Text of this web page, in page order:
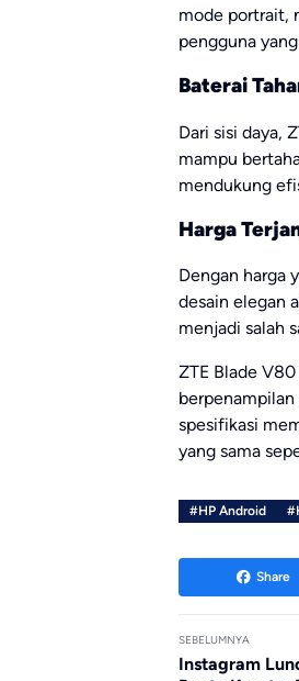
mode portrait,
pengguna
Baterai
Dari sisi daya,
mampu
mendukung
Harga
Dengan harga
desain elegan
menjadi salah
ZTE Blade
spesifikasi
yang sama
#HP Android
Share
SEBELUMNYA
Instagram